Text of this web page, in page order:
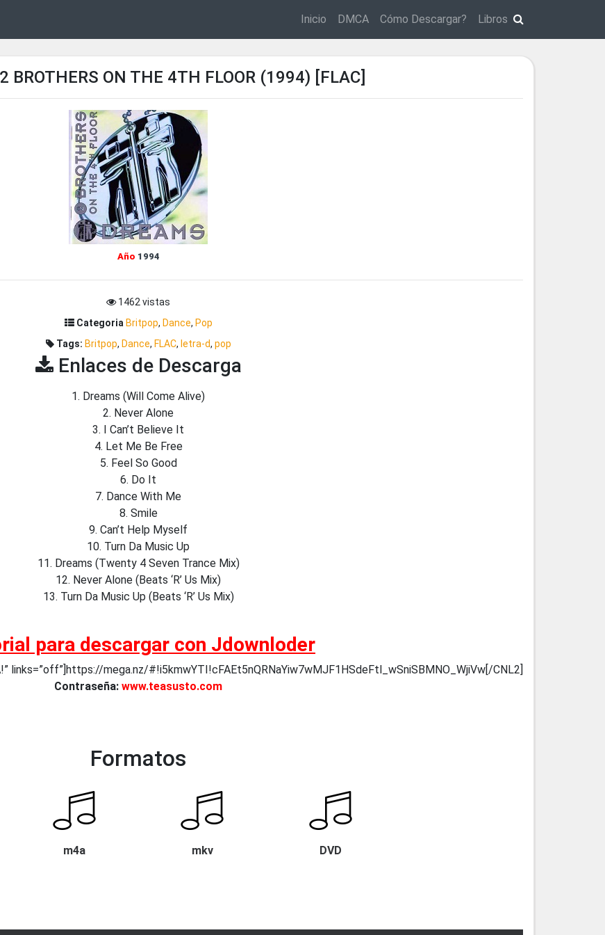
Inicio DMCA Cómo Descargar? Libros
BROTHERS ON THE 4TH FLOOR (1994) [FLAC]
Año 1994
1462 vistas
Categoria Britpop, Dance, Pop
Tags: Britpop, Dance, FLAC, letra-d, pop
Enlaces de Descarga
1. Dreams (Will Come Alive)
2. Never Alone
3. I Can’t Believe It
4. Let Me Be Free
5. Feel So Good
6. Do It
7. Dance With Me
8. Smile
9. Can’t Help Myself
10. Turn Da Music Up
11. Dreams (Twenty 4 Seven Trance Mix)
12. Never Alone (Beats ‘R’ Us Mix)
13. Turn Da Music Up (Beats ‘R’ Us Mix)
para descargar con Jdownloder
links=”off”]https://mega.nz/#!i5kmwYTI!cFAEt5nQRNaYiw7wMJF1HSdeFtl_wSniSBMNO_WjiVw[/CNL2]
Contraseña: www.teasusto.com
Formatos
m4a mkv DVD